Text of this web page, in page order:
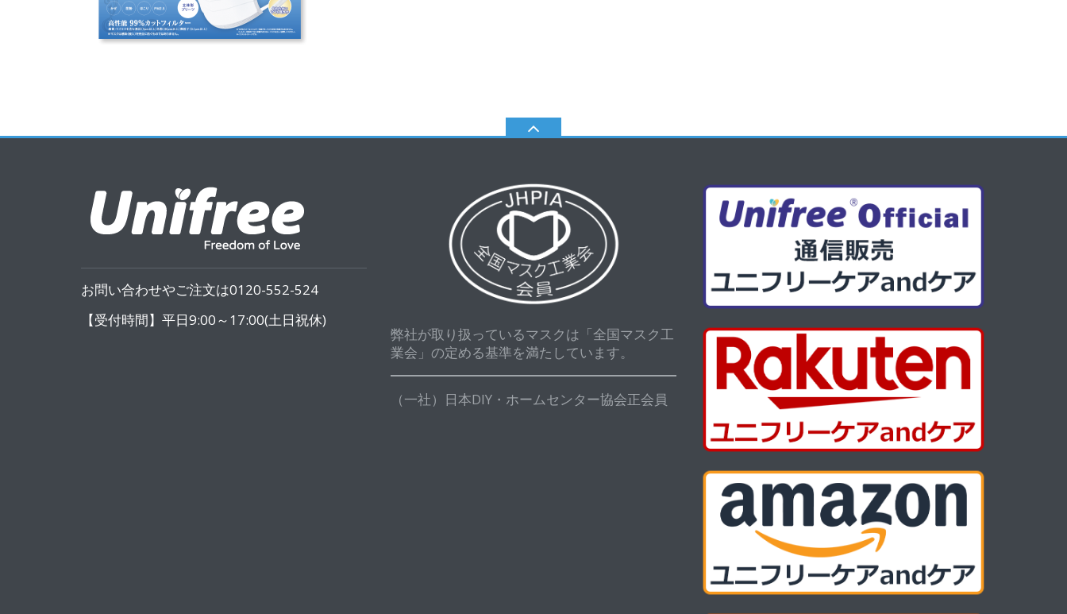
お問い合わせやご注文は0120-552-524
【受付時間】平日9:00～17:00(土日祝休)
弊社が取り扱っているマスクは「全国マスク工
業会」の定める基準を満たしています。
（一社）日本DIY・ホームセンター協会正会員